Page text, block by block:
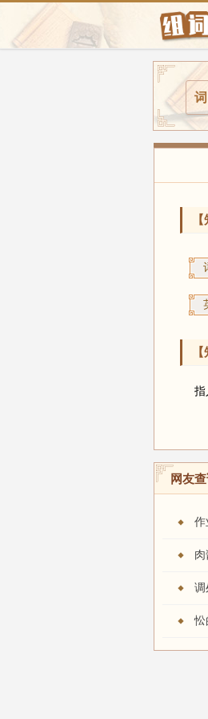
指
网友
作
思 肉
调
忪